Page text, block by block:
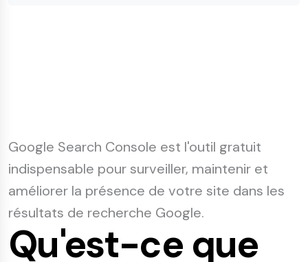
Google Search Console est l'outil gratuit
indispensable pour surveiller, maintenir et
améliorer la présence de votre site dans les
résultats de recherche Google.
Qu'est-ce que